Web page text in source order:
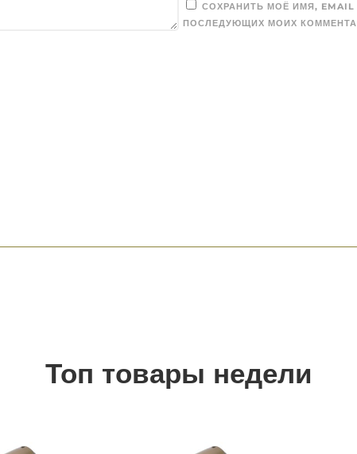
СОХРАНИТЬ МОЁ ИМЯ,
ПОСЛЕДУЮЩИХ МОИХ
Топ товары недели